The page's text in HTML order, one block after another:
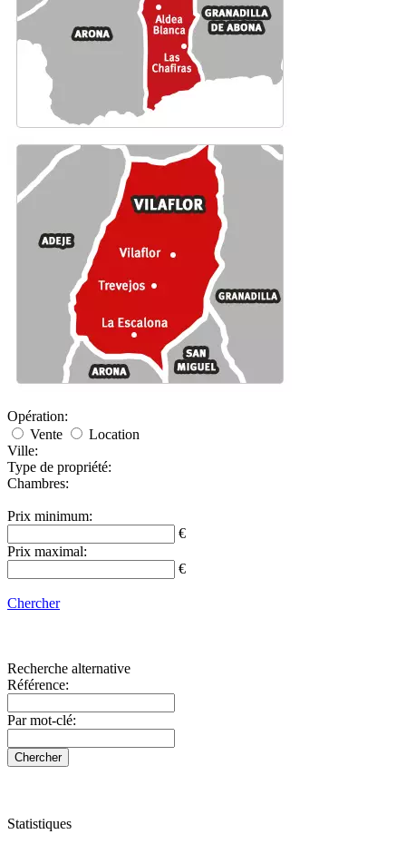
Opération:
Vente
Location
Ville:
Type de propriété:
Chambres:
Prix ​​minimum:
€
Prix ​​maximal:
€
Chercher
Recherche alternative
Référence:
Par mot-clé:
Statistiques